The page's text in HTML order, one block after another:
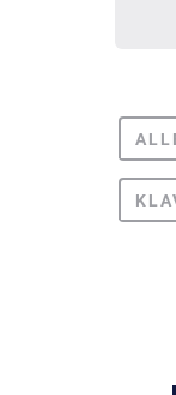
C.